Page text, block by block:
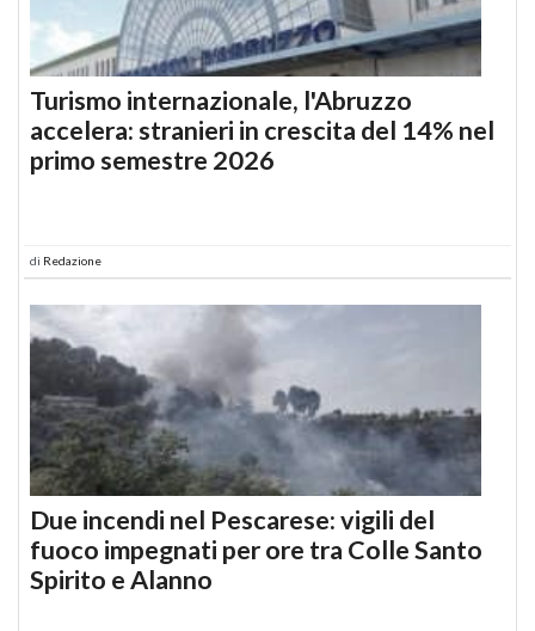
Turismo internazionale, l'Abruzzo
accelera: stranieri in crescita del 14% nel
primo semestre 2026
di Redazione
Due incendi nel Pescarese: vigili del
fuoco impegnati per ore tra Colle Santo
Spirito e Alanno